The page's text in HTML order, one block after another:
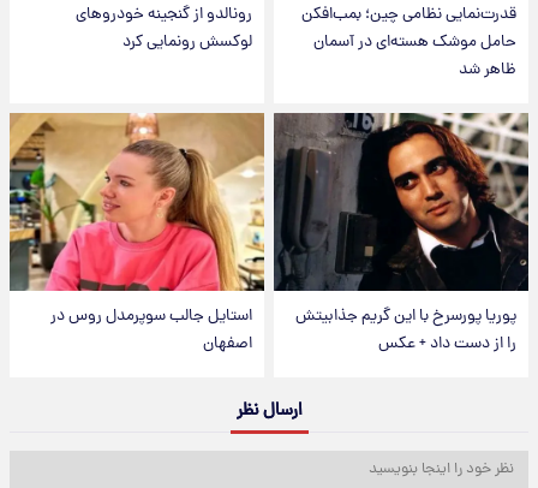
قدرت‌نمایی نظامی چین؛ بمب‌افکن
حامل موشک هسته‌ای در آسمان
ظاهر شد
رونالدو از گنجینه خودروهای
لوکسش رونمایی کرد
پوریا پورسرخ با این گریم جذابیتش
را از دست داد + عکس
استایل جالب سوپرمدل روس در
اصفهان
ارسال نظر